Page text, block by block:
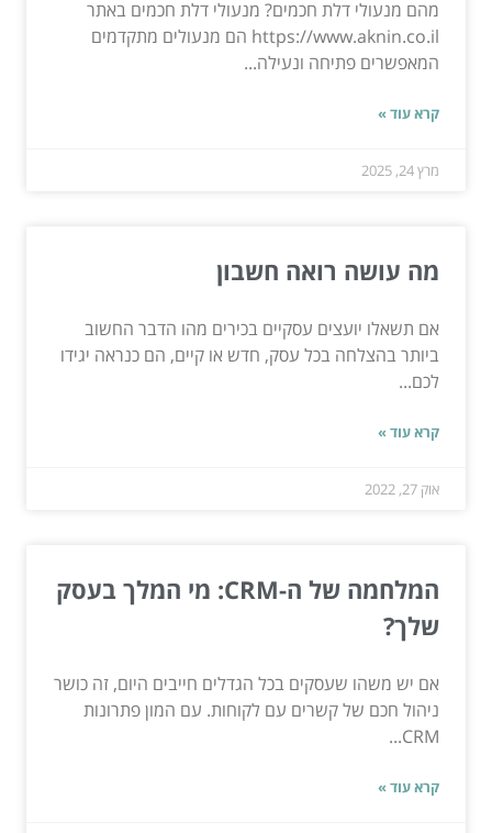
מהם מנעולי דלת חכמים? מנעולי דלת חכמים באתר
https://www.aknin.co.il הם מנעולים מתקדמים
המאפשרים פתיחה ונעילה...
קרא עוד »
מרץ 24, 2025
מה עושה רואה חשבון
אם תשאלו יועצים עסקיים בכירים מהו הדבר החשוב
ביותר בהצלחה בכל עסק, חדש או קיים, הם כנראה יגידו
לכם...
קרא עוד »
אוק 27, 2022
המלחמה של ה-CRM: מי המלך בעסק
שלך?
אם יש משהו שעסקים בכל הגדלים חייבים היום, זה כושר
ניהול חכם של קשרים עם לקוחות. עם המון פתרונות
CRM...
קרא עוד »